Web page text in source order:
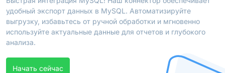
удобный экспорт данных в MySQL. Автоматизируйте
выгрузку, избавьтесь от ручной обработки и мгновенно
используйте актуальные данные для отчетов и глубокого
анализа.
Начать сейчас